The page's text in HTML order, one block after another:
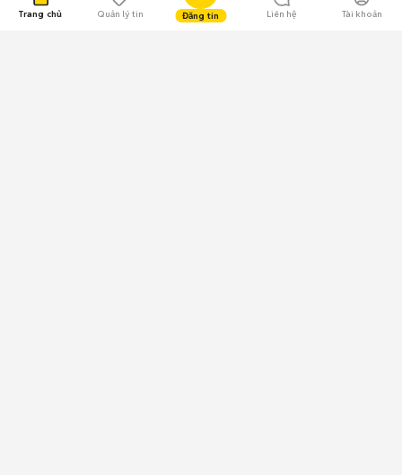
Trang chủ Quản lý tin Đăng tin Liên hệ Tài khoản